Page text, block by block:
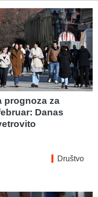
prognoza za
Danas
Društvo